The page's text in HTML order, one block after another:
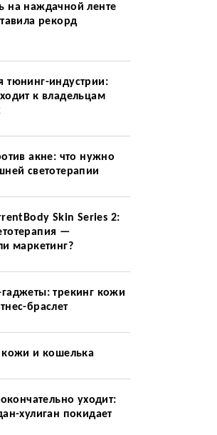
на наждачной ленте
рекорд
тюнинг-индустрии:
к владельцам
акне: что нужно
светотерапии
Skin Series 2:
—
маркетинг?
трекинг кожи
браслет
кожи и кошелька
уходит:
хулиган покидает